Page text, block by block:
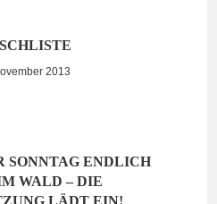
2013
SONNTAG ENDLICH
WALD – DIE
LÄDT EIN!